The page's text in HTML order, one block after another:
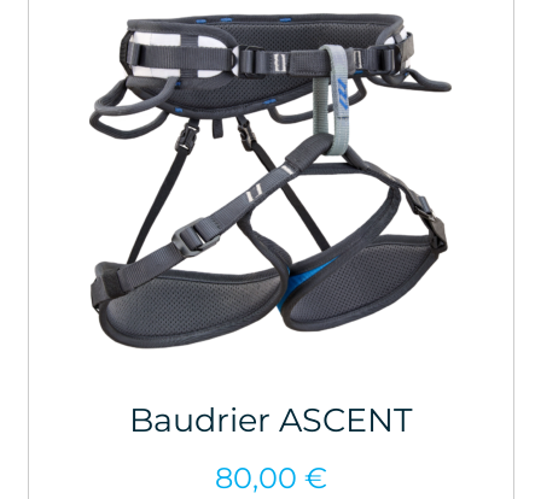
Baudrier ASCENT
80,00 €